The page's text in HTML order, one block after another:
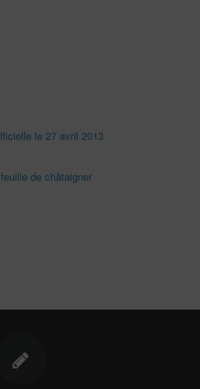
le 27 avril 2013
de châtaigner